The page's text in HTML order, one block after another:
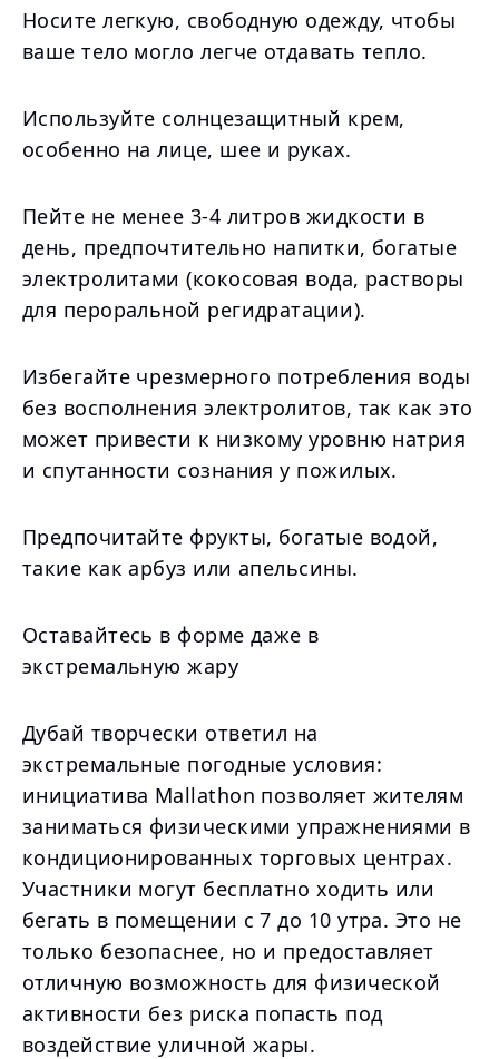
Носите легкую, свободную одежду, чтобы
ваше тело могло легче отдавать тепло.
Используйте солнцезащитный крем,
особенно на лице, шее и руках.
Пейте не менее 3-4 литров жидкости в
день, предпочтительно напитки, богатые
электролитами (кокосовая вода, растворы
для пероральной регидратации).
Избегайте чрезмерного потребления воды
без восполнения электролитов, так как это
может привести к низкому уровню натрия
и спутанности сознания у пожилых.
Предпочитайте фрукты, богатые водой,
такие как арбуз или апельсины.
Оставайтесь в форме даже в
экстремальную жару
Дубай творчески ответил на
экстремальные погодные условия:
инициатива Mallathon позволяет жителям
заниматься физическими упражнениями в
кондиционированных торговых центрах.
Участники могут бесплатно ходить или
бегать в помещении с 7 до 10 утра. Это не
только безопаснее, но и предоставляет
отличную возможность для физической
активности без риска попасть под
воздействие уличной жары.